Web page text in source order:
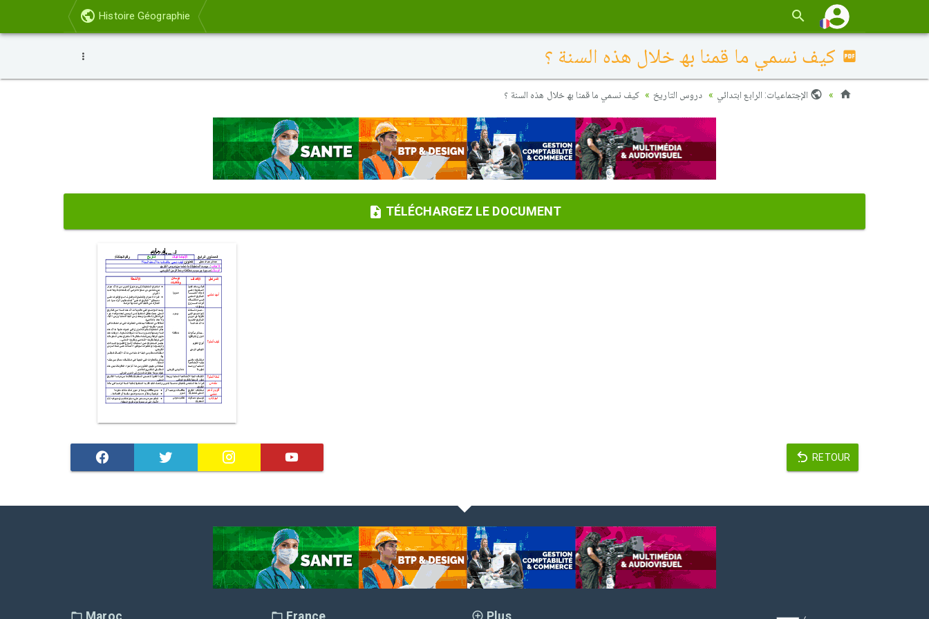
Histoire Géographie
كیف نسمي ما قمنا بھ خلال ھذه السنة ؟
الإجتماعيات: الرابع ابتدائي دروس التاريخ كیف نسمي ما قمنا بھ خلال ھذه السنة ؟
TÉLÉCHARGEZ LE DOCUMENT
RETOUR
Maroc France Plus